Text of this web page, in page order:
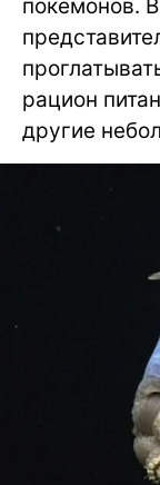
покемонов.
рацион
другие